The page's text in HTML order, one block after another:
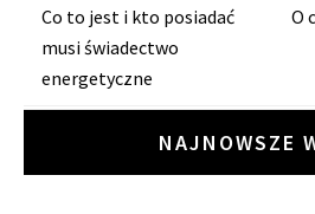
Zobacz
wpisy
Co to jest i kto posiadać
musi świadectwo
energetyczne
O
NAJNOWSZE